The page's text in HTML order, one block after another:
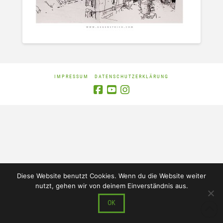
IMPRESSUM DATENSCHUTZERKLÄRUNG
Diese Website benutzt Cookies. Wenn du die Website weiter
nutzt, gehen wir von deinem Einverständnis aus.
OK